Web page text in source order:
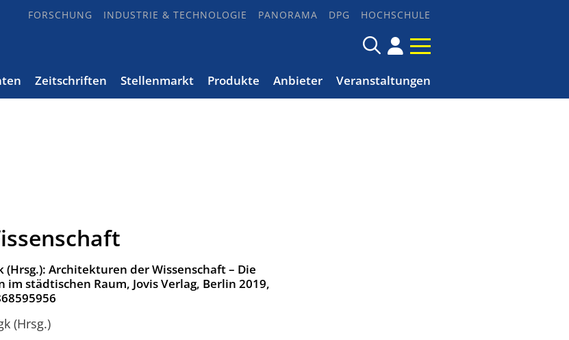
FORSCHUNG INDUSTRIE & TECHNOLOGIE PANORAMA DPG HOCHSCHULE
Zeitschriften Stellenmarkt Produkte Anbieter Veranstaltungen
Architekturen der Wissenschaft – ­Die
städtischen Raum, Jovis Verlag, Berlin 2019,
(Hrsg.)